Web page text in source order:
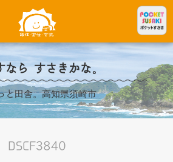
なら すさきかな。
と田舎。高知県須崎市
DSCF3840